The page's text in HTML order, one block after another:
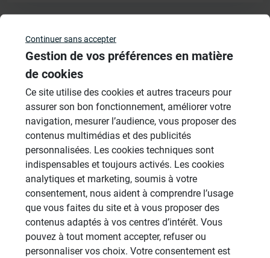
Veuillez vousconnecterpour répondre à ce sujet
Sujets
Aménagement Agencement
21 Sujets
Revêtement Finition
19 Sujets
Douches à l'Italienne
1485 Sujets
Cabines de hammam
26 Sujets
Continuer sans accepter
Gestion de vos préférences en matière
de cookies
Ce site utilise des cookies et autres traceurs pour
assurer son bon fonctionnement, améliorer votre
navigation, mesurer l’audience, vous proposer des
contenus multimédias et des publicités
personnalisées. Les cookies techniques sont
indispensables et toujours activés. Les cookies
analytiques et marketing, soumis à votre
consentement, nous aident à comprendre l’usage
que vous faites du site et à vous proposer des
contenus adaptés à vos centres d’intérêt. Vous
pouvez à tout moment accepter, refuser ou
personnaliser vos choix. Votre consentement est